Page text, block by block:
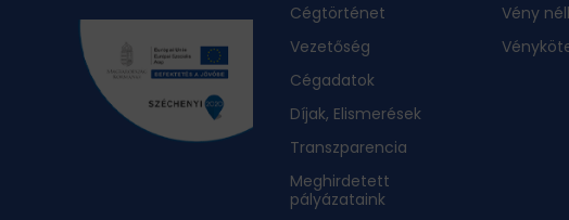
Cégtörténet
Vezetőség
Cégadatok
Díjak, Elismerések
Transzparencia
Meghirdetett
pályázataink
Vény